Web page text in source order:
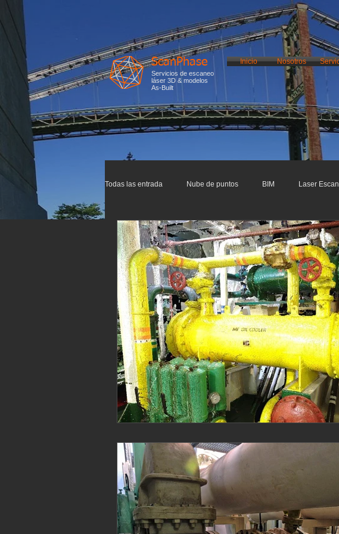
ScanPhase
Servicios de escaneo
láser 3D & modelos
As-Built
Inicio Nosotros
Todas las entrada Nube de puntos BIM Laser
Impresión 3D Escaneo 3D Infraestructuras
Patrimonio Ingenieria Ingeniería Inversa
Marine laser scanning Pointcloud Barcelona
English Industria Proyecto BIM Proyecto
Revit Archicad